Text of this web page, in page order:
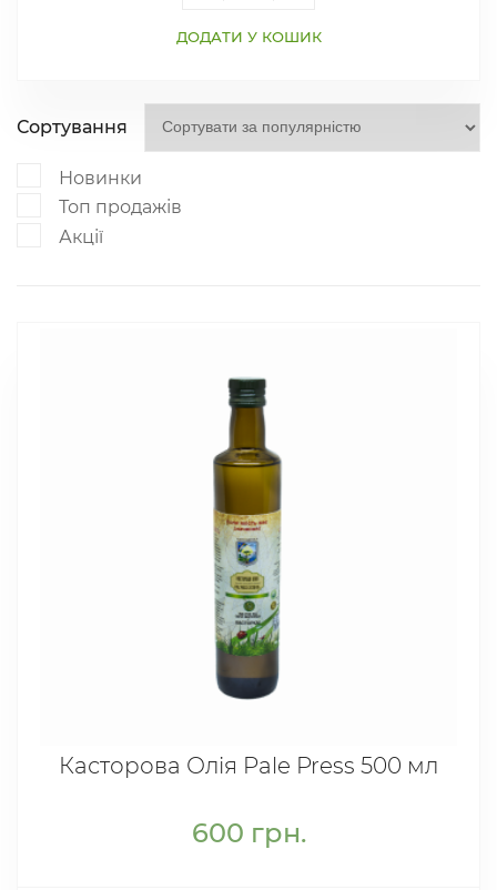
ДОДАТИ У КОШИК
Новинки
Топ продажів
Акції
Сортування
Касторова Олія Pale Press 500 мл
600 грн.